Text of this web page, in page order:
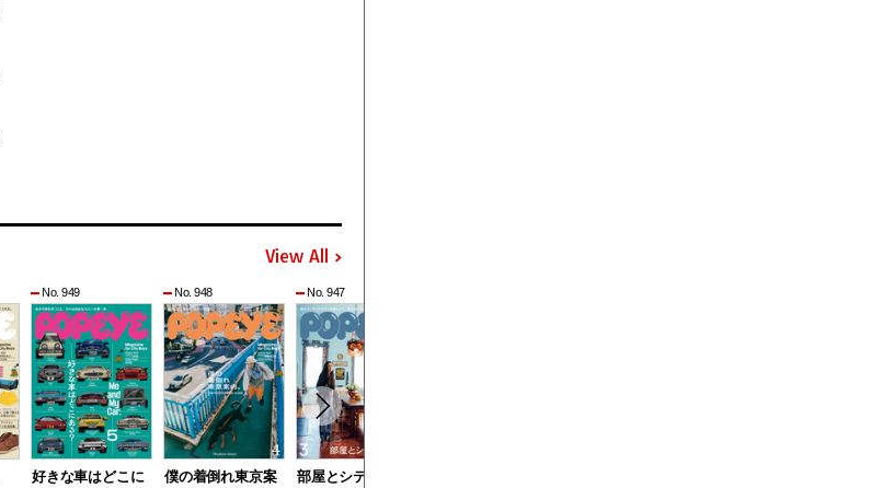
View All
No. 949
好きな車はどこに
No. 948
僕の着倒れ東京案
No. 947
部屋とシティボー